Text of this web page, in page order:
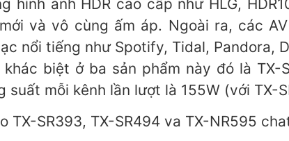
hình ảnh HDR cao cấp như HLG,
và vô cùng ấm áp. Ngoài ra, các
nổi tiếng như Spotify, Tidal, Pandora,
biệt ở ba sản phẩm này đó là
suất mỗi kênh lần lượt là 155W (với TX-